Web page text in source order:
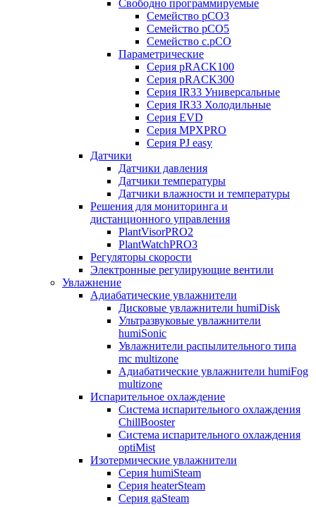
Свободно программируемые
Семейство pCO3
Семейство pCO5
Семейство c.pCO
Параметрические
Серия pRACK100
Серия pRACK300
Серия IR33 Универсальные
Серия IR33 Холодильные
Серия EVD
Серия MPXPRO
Серия PJ easy
Датчики
Датчики давления
Датчики температуры
Датчики влажности и температуры
Решения для мониторинга и
дистанционного управления
PlantVisorPRO2
PlantWatchPRO3
Регуляторы скорости
Электронные регулирующие вентили
Увлажнение
Адиабатические увлажнители
Дисковые увлажнители humiDisk
Ультразвуковые увлажнители
humiSonic
Увлажнители распылительного типа
mc multizone
Адиабатические увлажнители humiFog
multizone
Испарительное охлаждение
Система испарительного охлаждения
ChillBooster
Система испарительного охлаждения
optiMist
Изотермические увлажнители
Серия humiSteam
Серия heaterSteam
Серия gaSteam